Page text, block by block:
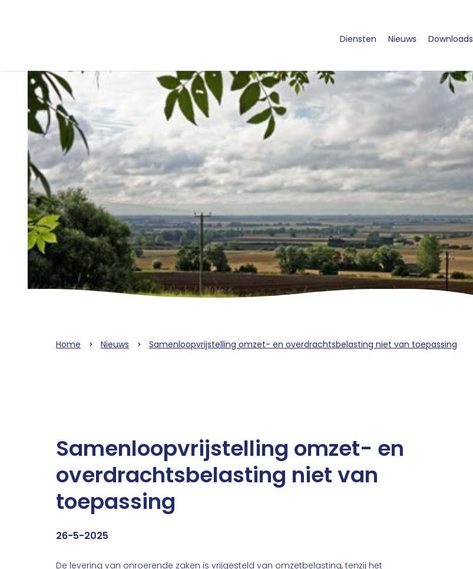
Diensten Nieuws Downloads
Home Nieuws Samenloopvrijstelling omzet- en overdrachtsbelasting niet van toepassing
Samenloopvrijstelling omzet- en
overdrachtsbelasting niet van
toepassing
26-5-2025
De levering van onroerende zaken is vrijgesteld van omzetbelasting, tenzij het